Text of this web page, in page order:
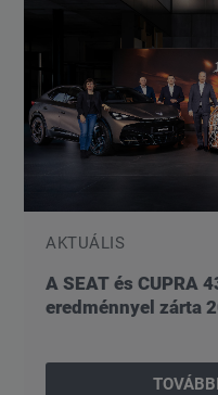
AKTUÁLIS
A SEAT és CUPRA
eredménnyel zárta